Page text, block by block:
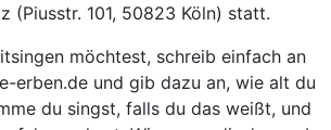
(Piusstr. 101, 50823 Köln) statt.
möchtest, schreib einfach an
erben.de und gib dazu an, wie alt du
du singst, falls du das weißt, und